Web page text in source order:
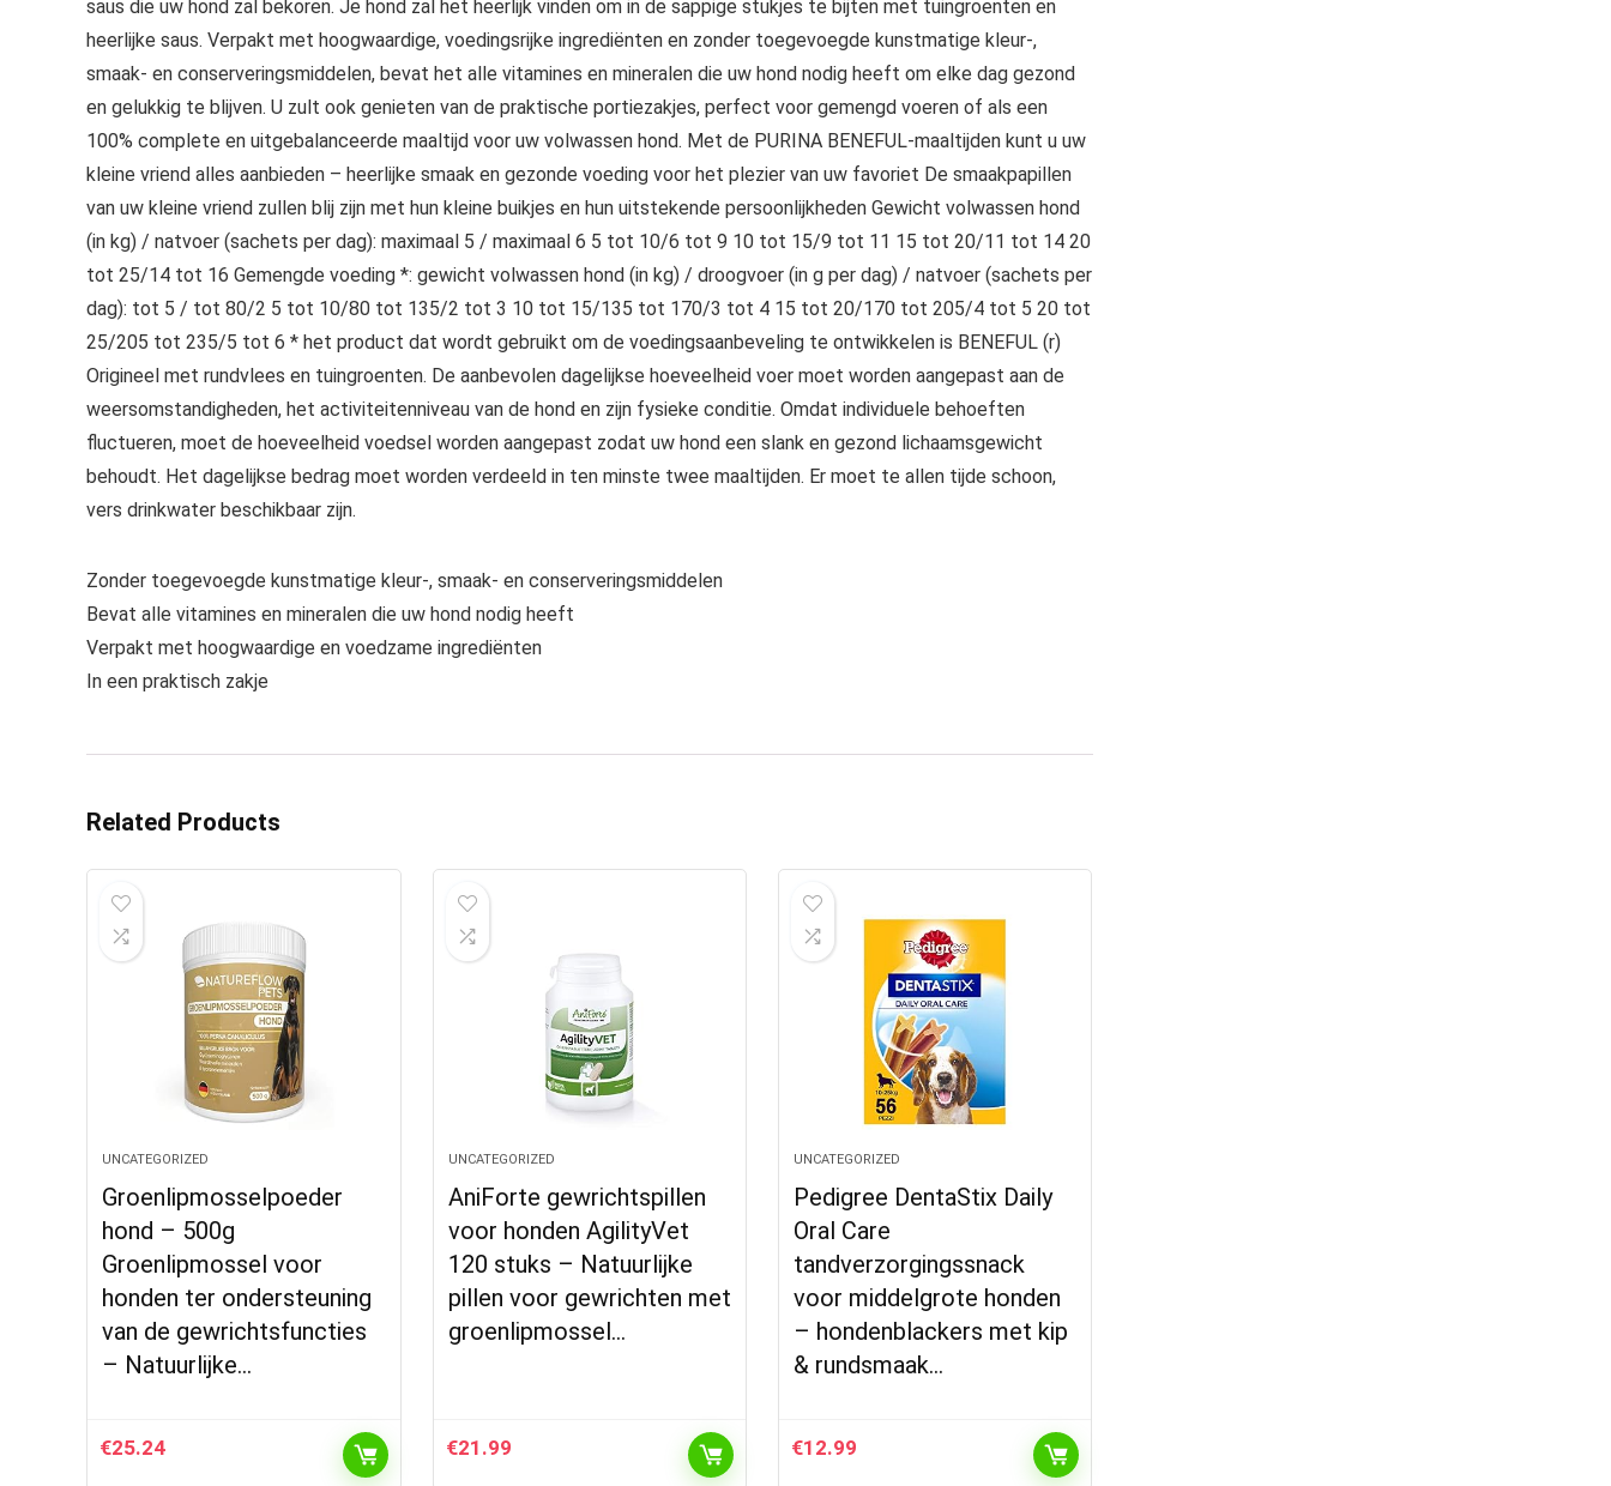
saus die uw hond zal bekoren. Je hond zal het heerlijk vinden om in de sappige stukjes te bijten met tuingroenten en
heerlijke saus. Verpakt met hoogwaardige, voedingsrijke ingrediënten en zonder toegevoegde kunstmatige kleur-,
smaak- en conserveringsmiddelen, bevat het alle vitamines en mineralen die uw hond nodig heeft om elke dag gezond
en gelukkig te blijven. U zult ook genieten van de praktische portiezakjes, perfect voor gemengd voeren of als een
100% complete en uitgebalanceerde maaltijd voor uw volwassen hond. Met de PURINA BENEFUL-maaltijden kunt u uw
kleine vriend alles aanbieden – heerlijke smaak en gezonde voeding voor het plezier van uw favoriet De smaakpapillen
van uw kleine vriend zullen blij zijn met hun kleine buikjes en hun uitstekende persoonlijkheden Gewicht volwassen hond
(in kg) / natvoer (sachets per dag): maximaal 5 / maximaal 6 5 tot 10/6 tot 9 10 tot 15/9 tot 11 15 tot 20/11 tot 14 20
tot 25/14 tot 16 Gemengde voeding *: gewicht volwassen hond (in kg) / droogvoer (in g per dag) / natvoer (sachets per
dag): tot 5 / tot 80/2 5 tot 10/80 tot 135/2 tot 3 10 tot 15/135 tot 170/3 tot 4 15 tot 20/170 tot 205/4 tot 5 20 tot
25/205 tot 235/5 tot 6 * het product dat wordt gebruikt om de voedingsaanbeveling te ontwikkelen is BENEFUL (r)
Origineel met rundvlees en tuingroenten. De aanbevolen dagelijkse hoeveelheid voer moet worden aangepast aan de
weersomstandigheden, het activiteitenniveau van de hond en zijn fysieke conditie. Omdat individuele behoeften
fluctueren, moet de hoeveelheid voedsel worden aangepast zodat uw hond een slank en gezond lichaamsgewicht
behoudt. Het dagelijkse bedrag moet worden verdeeld in ten minste twee maaltijden. Er moet te allen tijde schoon,
vers drinkwater beschikbaar zijn.
Zonder toegevoegde kunstmatige kleur-, smaak- en conserveringsmiddelen
Bevat alle vitamines en mineralen die uw hond nodig heeft
Verpakt met hoogwaardige en voedzame ingrediënten
In een praktisch zakje
Related Products
UNCATEGORIZED
Groenlipmosselpoeder
hond – 500g
Groenlipmossel voor
honden ter ondersteuning
van de gewrichtsfuncties
– Natuurlijke…
€25.24
UNCATEGORIZED
AniForte gewrichtspillen
voor honden AgilityVet
120 stuks – Natuurlijke
pillen voor gewrichten met
groenlipmossel…
€21.99
UNCATEGORIZED
Pedigree DentaStix Daily
Oral Care
tandverzorgingssnack
voor middelgrote honden
– hondenblackers met kip
& rundsmaak…
€12.99